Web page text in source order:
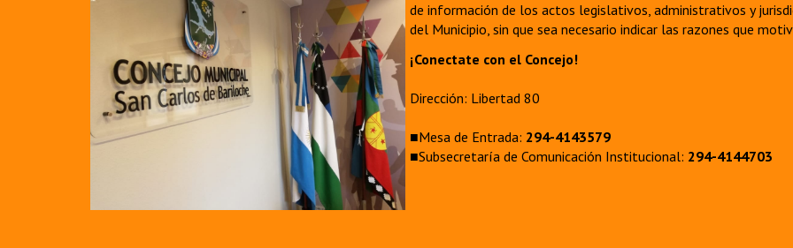
de información de los actos legislativos, administrativos y
del Municipio, sin que sea necesario indicar las razones que
¡Conectate con el Concejo!
Dirección: Libertad 80
■Mesa de Entrada: 294-4143579
■Subsecretaría de Comunicación Institucional: 294-4144703